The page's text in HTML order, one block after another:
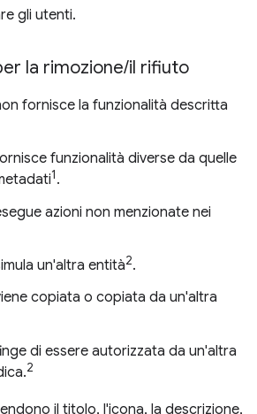
gli utenti.
la rimozione/il rifiuto
fornisce la funzionalità descritta
funzionalità diverse da quelle
1.
azioni non menzionate nei
un'altra entità2.
copiata o copiata da un'altra
di essere autorizzata da un'altra
2
il titolo, l'icona, la descrizione,